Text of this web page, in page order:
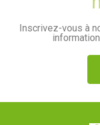
Inscrivez-vous à